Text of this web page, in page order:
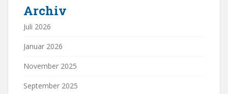
Archiv
Juli 2026
Januar 2026
November 2025
September 2025